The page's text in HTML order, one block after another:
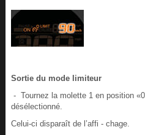
Sortie du mode limiteur
- Tournez la molette 1 en position
désélectionné.
Celui-ci disparaît de l’affi - chage.